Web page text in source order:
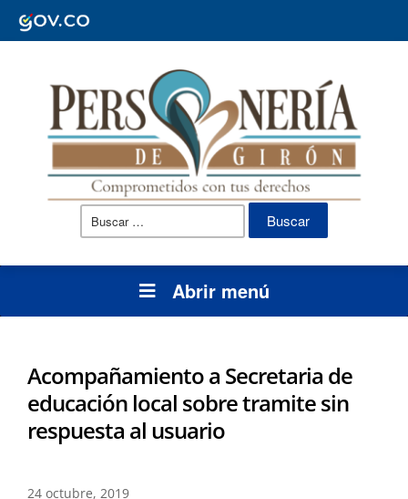
Buscar:
Abrir menú
Acompañamiento a Secretaria de
educación local sobre tramite sin
respuesta al usuario
24 octubre, 2019